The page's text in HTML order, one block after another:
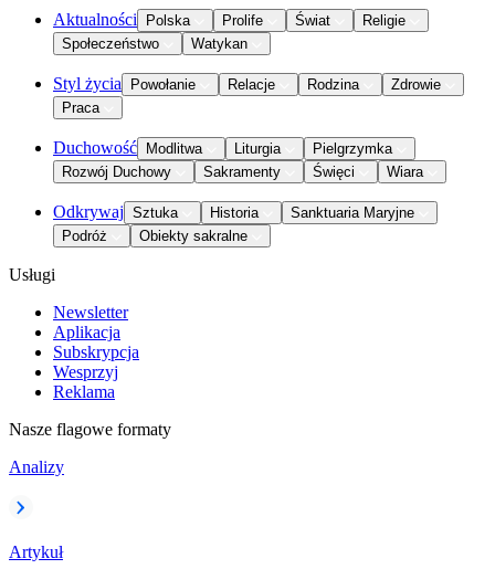
Aktualności Polska Prolife Świat
Religie
Społeczeństwo
Watykan
Styl życia Powołanie Relacje Rodzina
Zdrowie
Praca
Duchowość Modlitwa Liturgia
Pielgrzymka
Rozwój Duchowy
Sakramenty Święci Wiara
Odkrywaj Sztuka Historia
Sanktuaria Maryjne
Podróż
Obiekty sakralne
Usługi
Newsletter
Aplikacja
Subskrypcja
Wesprzyj
Reklama
Nasze flagowe formaty
Analizy
Artykuł